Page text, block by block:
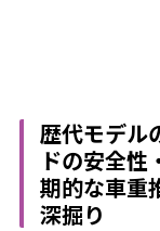
歴代モデル
ドの安全性
期的な車重
深掘り